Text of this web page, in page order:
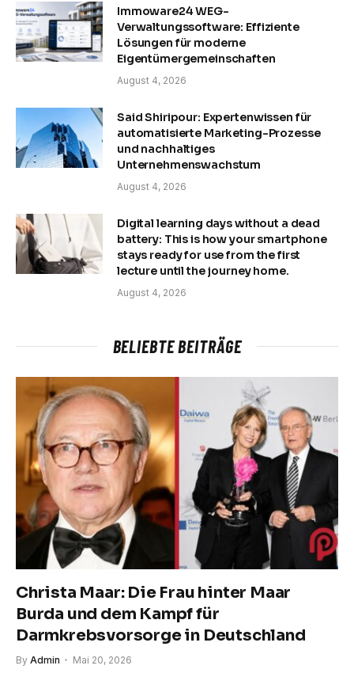
Immoware24 WEG-
Verwaltungssoftware: Effiziente
Lösungen für moderne
Eigentümergemeinschaften
August 4, 2026
Said Shiripour: Expertenwissen für
automatisierte Marketing-Prozesse
und nachhaltiges
Unternehmenswachstum
August 4, 2026
Digital learning days without a dead
battery: This is how your smartphone
stays ready for use from the first
lecture until the journey home.
August 4, 2026
BELIEBTE BEITRÄGE
Christa Maar: Die Frau hinter Maar
Burda und dem Kampf für
Darmkrebsvorsorge in Deutschland
By Admin Mai 20, 2026